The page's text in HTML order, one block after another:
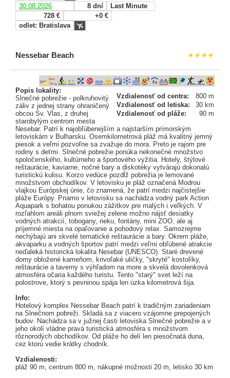
30.08.2026
8 dní
Last Minute
728 €
+0 €
odlet: Bratislava
Nessebar Beach
Vzdialenosť od centra:
800 m
Vzdialenosť od letiska:
30 km
Vzdialenosť od pláže:
90 m
Popis lokality:
Slnečné pobrežie - polkruhovitý
záliv z jednej strany ohraničený
obcou Sv. Vlas, z druhej
starobylým centrom mesta
Nesebar. Patrí k najobľúbenejším a najstarším prímorským
letoviskám v Bulharsku. Osemkilometrová pláž má kvalitný jemný
piesok a veľmi pozvoľne sa zvažuje do mora. Preto je rajom pre
rodiny s deťmi. Slnečné pobrežie ponúka nekonečné množstvo
spoločenského, kultúrneho a športového vyžitia. Hotely, štýlové
reštaurácie, kaviarne, nočné bary a diskotéky vytvárajú dokonalú
turistickú kulisu. Korzo vedúce pozdĺž pobrežia je lemované
množstvom obchodíkov. V letovisku je pláž označená Modrou
vlajkou Európskej únie, čo znamená, že patrí medzi najčistejšie
pláže Európy. Priamo v letovisku sa nachádza vodný park Action
Aquapark s bohatou ponukou zážitkov pre malých i veľkých. V
rozľahlom areáli plnom sviežej zelene možno nájsť desiatky
vodných atrakcií, tobogany, rieku, fontány, mini ZOO, ale aj
príjemné miesta na opaľovanie a pohodový relax. Samozrejme
nechýbajú ani skvelé tematické reštaurácie a bary. Okrem pláže,
akvaparku a vodných športov patrí medzi veľmi obľúbené atrakcie
neďaleká historická lokalita Nesebar (UNESCO). Staré drevené
domy obložené kameňom, krivoľaké uličky, "skryté" kostolíky,
reštaurácie a taverny s výhľadom na more a skvelá dovolenková
atmosféra očaria každého turistu. Tento "starý" svet leží na
polostrove, ktorý s pevninou spája len úzka kilometrová šija.
Info:
Hotelový komplex Nessebar Beach patrí k tradičným zariadeniam
na Slnečnom pobreži. Skladá sa z viacero vzájomne prepojených
budov. Nachádza sa v južnej časti letoviska Slnečné pobrežie a v
jeho okolí vládne pravá turistická atmosféra s množstvom
rôznorodých obchodíkov. Od pláže ho delí len piesočnatá duna,
cez ktorú vedie krátky chodník.
Vzdialenosti:
pláž 90 m, centrum 800 m, nákupné možnosti 20 m, letisko 30 km